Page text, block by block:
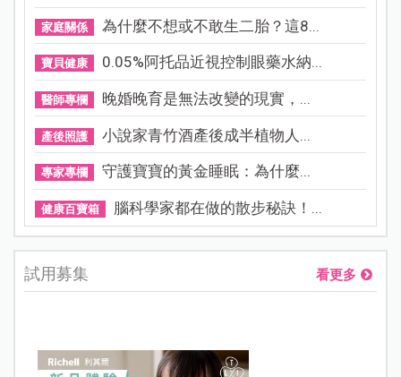
家庭關係 為什麼不想或不敢生二胎？這8...
寶貝健康 0.05%阿托品近視控制眼藥水納...
醫師專欄 晚婚晚育是無法改變的現實，...
產後照護 小說家青竹酒產後成半植物人...
專家專欄 守護寶寶的黃金睡眠：為什麼...
健康百寶箱 腦科學家都在做的散步秘訣！...
試用募集 看更多